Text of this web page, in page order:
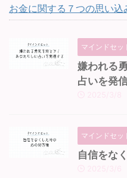
お金に関する７つの思い込
マインドセッ
嫌われる
占いを発
マインドセッ
自信をな